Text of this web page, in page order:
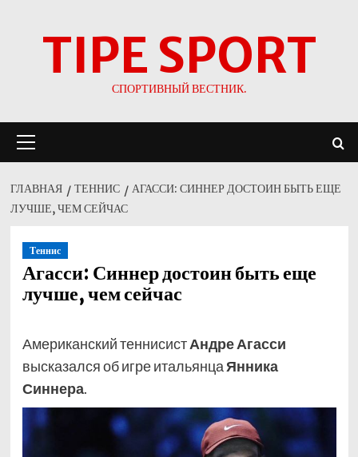
TIPE SPORT
СПОРТИВНЫЙ ВЕСТНИК.
меню
ГЛАВНАЯ ТЕННИС
АГАССИ: СИННЕР ДОСТОИН БЫТЬ ЕЩЕ
ЛУЧШЕ, ЧЕМ СЕЙЧАС
Теннис
Агасси: Синнер достоин быть еще
лучше, чем сейчас
Американский теннисистАндре Агасси
высказался об игре итальянца Янника
Синнера.